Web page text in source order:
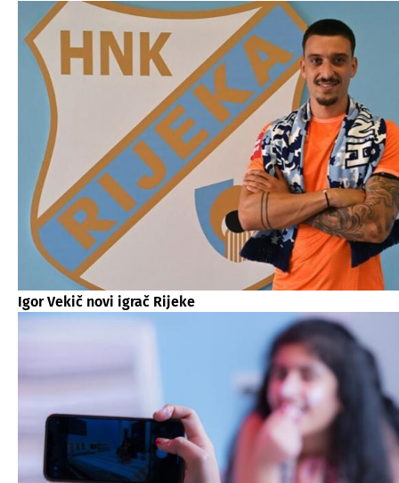
Igor Vekič novi igrač Rijeke